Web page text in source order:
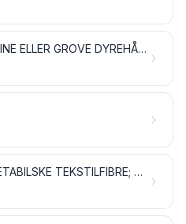
ULD SAMT FINE ELLER GROVE DYREHÅR; GARN OG VÆVET STOF AF HESTEHÅR
ANDRE VEGETABILSKE TEKSTILFIBRE; PAPIRGARN OG VÆVET STOF AF PAPIRGARN